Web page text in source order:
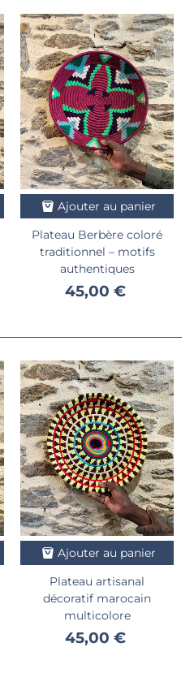
Ajouter au panier
Plateau Berbère coloré
traditionnel – motifs
authentiques
45,00 €
Ajouter au panier
Plateau artisanal
décoratif marocain
multicolore
45,00 €